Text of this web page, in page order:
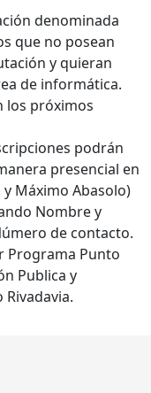
denominada
que no posean
y quieran
de informática.
los próximos
podrán
presencial en
y Máximo Abasolo)
Nombre y
de contacto.
Programa Punto
Publica y